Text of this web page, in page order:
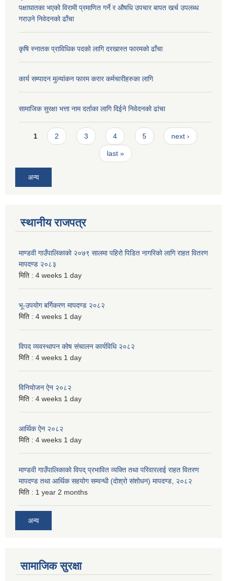
पक्षाघातका भएको विरामी प्रमाणित गर्ने र औषधि उपचार बापत खर्च उपलब्ध
गराउने निवेदनको ढाँचा
कृषि स्नातक प्राविधिक पदको लागि दरखास्त फारमको ढाँचा
कार्य सम्पादन मुल्यांकन फारम करार कर्मचारीहरुका लागि
सामाजिक सुरक्षा भत्ता नाम दर्ताका लागि दिईने निवेदनको ढांचा
Pages
1 2 3 4 5 next ›
last »
अन्य
स्थानीय राजपत्र
माण्डवी गाउँपालिकाको २०७९ सालमा पहिरो पिडित नागरिको लागि राहत वितरण
मापदण्ड २०८३
मिति : 4 weeks 1 day
भू-उपयोग बर्गिकरण मापदण्ड २०८२
मिति : 4 weeks 1 day
विपद व्यवस्थापन कोष संचालन कार्यविधि २०८२
मिति : 4 weeks 1 day
विनियोजन ऐन २०८२
मिति : 4 weeks 1 day
आर्थिक ऐन २०८२
मिति : 4 weeks 1 day
माण्डवी गाउँपालिकाको विपद् प्रभावित व्यक्ति तथा परिवारलाई राहत वितरण
मापदण्ड तथा आर्थिक सहयोग सम्वन्धी (दोश्रो संशोधन) मापदण्ड, २०८२
मिति : 1 year 2 months
अन्य
सामाजिक सुरक्षा